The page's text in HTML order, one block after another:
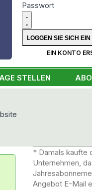
Passwort
EIN KONTO
STELLEN
* Damals kaufte
Unternehmen,
Angebot E-Mail